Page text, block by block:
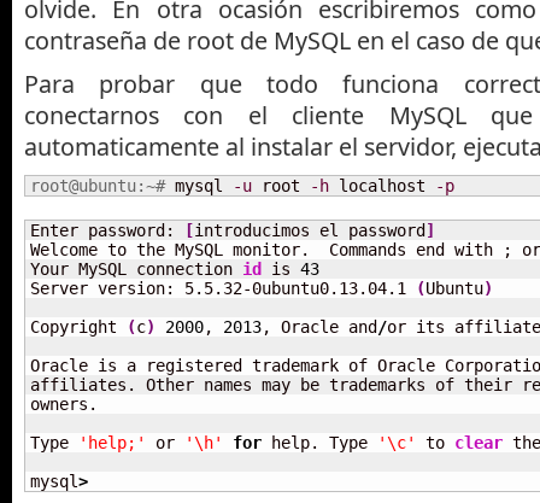
olvide. En otra ocasión escribiremos
contraseña de root de MySQL en el caso de
Para probar que todo funciona
conectarnos con el cliente MySQL
automaticamente al instalar el servidor,
root@ubuntu:~# mysql -u root -h localhost -p
Enter password: [introducimos el password ]
Welcome to the MySQL monitor.  Commands end with ;
Your MySQL connection id is 43
Server version: 5.5.32-0ubuntu0.13.04.1
(Ubuntu)
Copyright
(c) 2000, 2013, Oracle and /or its
Oracle is a registered trademark of Oracle
affiliates. Other names may be trademarks of their
owners.
Type
'help;' or '\h' for help. Type '\c' to clear
mysql>